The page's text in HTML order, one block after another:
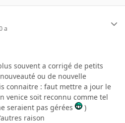
a
souvent a corrigé de petits
ou de nouvelle
connaitre : faut mettre a jour le
venice soit reconnu comme tel
seraient pas gérées
)
raison